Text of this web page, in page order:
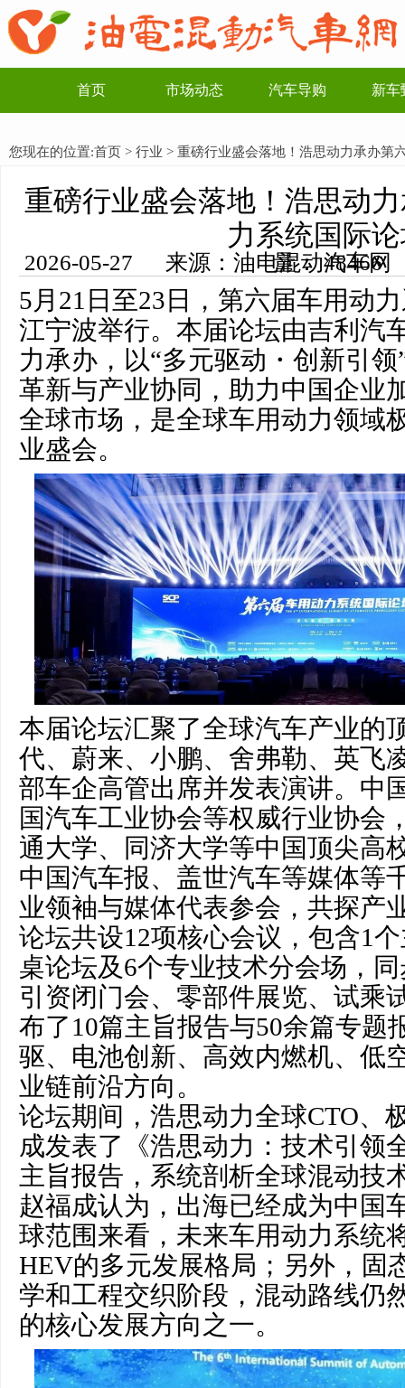
首页 市场动态 汽车导购 新车
您现在的位置:首页 > 行业 > 重磅行业盛会落地！浩思动力承办第
重磅行业盛会落地！浩思动
力系统国际
2026-05-27 来源：油电混动汽车网 编辑：李一博 浏览量： 48466
5月21日至23日，第六届车用动
江宁波举行。本届论坛由吉利汽
力承办，以“多元驱动・创新引
革新与产业协同，助力中国企业
全球市场，是全球车用动力领域
业盛会。
本届论坛汇聚了全球汽车产业的
代、蔚来、小鹏、舍弗勒、英飞
部车企高管出席并发表演讲。中
国汽车工业协会等权威行业协会
通大学、同济大学等中国顶尖高
中国汽车报、盖世汽车等媒体等
业领袖与媒体代表参会，共探产
论坛共设12项核心会议，包含1
桌论坛及6个专业技术分会场，
引资闭门会、零部件展览、试乘
布了10篇主旨报告与50余篇专题
驱、电池创新、高效内燃机、低
业链前沿方向。
论坛期间，浩思动力全球CTO、
成发表了《浩思动力：技术引领
主旨报告，系统剖析全球混动技
赵福成认为，出海已经成为中国
球范围来看，未来车用动力系统
HEV的多元发展格局；另外，固
学和工程交织阶段，混动路线仍
的核心发展方向之一。